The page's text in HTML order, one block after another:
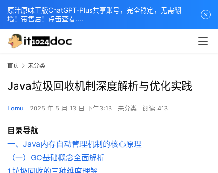
首页 未分类
Java垃圾回收机制深度解析与优化实践
Lomu 2025 年 5 月 13 日 下午3:13 未分类 阅读 413
目录导航
一、Java内存自动管理机制的核心原理
（一）GC基础概念全面解析
原汁原味正版ChatGPT-Plus共享账号，完全稳定，无需翻
墙！带售后！点击查看....